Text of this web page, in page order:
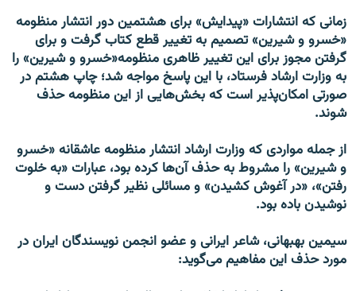
زمانی که انتشارات «پیدایش» برای هشتمین دور انتشار منظومه
«خسرو و شیرین» تصمیم به تغییر قطع کتاب گرفت و برای
گرفتن مجوز برای این تغییر ظاهری منظومه«خسرو و شیرین» را
به وزارت ارشاد فرستاد، با این پاسخ مواجه شد؛ چاپ هشتم در
صورتی امکان‌پذیر است که بخش‌هایی از این منظومه حذف
شوند.
از جمله مواردی که وزارت ارشاد انتشار منظومه عاشقانه «خسرو
و شیرین» را مشروط به حذف آن‌ها کرده بود، عبارات «به خلوت
رفتن»، «در آغوش کشیدن» و مسائلی نظیر گرفتن دست و
نوشیدن باده بود.
سیمین بهبهانی، شاعر ایرانی و عضو انجمن نویسندگان ایران در
مورد حذف این مفاهیم می‌گوید: